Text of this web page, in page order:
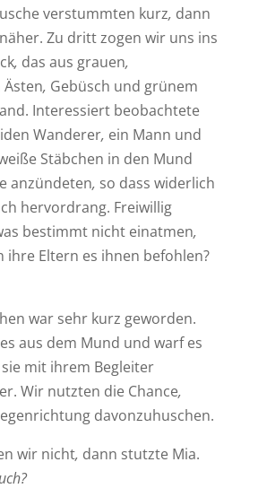
verstummten kurz, dann
Zu dritt zogen wir uns ins
, das aus grauen,
, Gebüsch und grünem
Interessiert beobachtete
Wanderer, ein Mann und
Stäbchen in den Mund
anzündeten, so dass widerlich
hervordrang. Freiwillig
bestimmt nicht einatmen,
ihre Eltern es ihnen befohlen?
war sehr kurz geworden.
aus dem Mund und warf es
mit ihrem Begleiter
Wir nutzten die Chance,
davonzuhuschen.
wir nicht, dann stutzte Mia.